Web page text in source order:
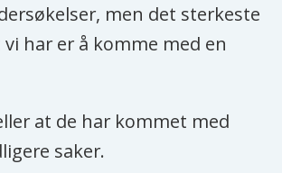
men det sterkeste
har er å komme med en
at de har kommet med
saker.